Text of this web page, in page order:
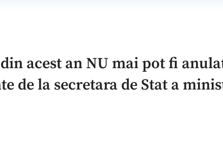
acest an NU mai pot fi
de la secretara de Stat a